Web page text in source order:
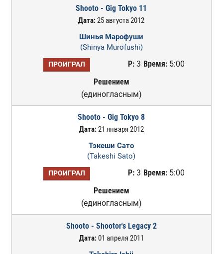
Shooto - Gig Tokyo 11
Дата:25 августа 2012
Шинья Марофуши
(Shinya Murofushi)
ПРОИГРАЛ Р:3 Время:5:00
Решением
(единогласным)
Shooto - Gig Tokyo 8
Дата:21 января 2012
Тэкеши Сато
(Takeshi Sato)
ПРОИГРАЛ Р:3 Время:5:00
Решением
(единогласным)
Shooto - Shootor's Legacy 2
Дата:01 апреля 2011